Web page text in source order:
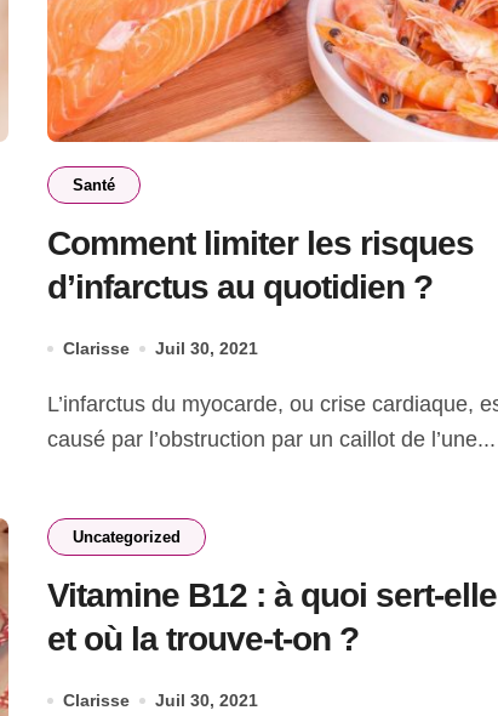
Santé
Comment limiter les risques
d’infarctus au quotidien ?
Clarisse Juil 30, 2021
L’infarctus du myocarde, ou crise cardiaque, est
causé par l’obstruction par un caillot de l’une...
Uncategorized
Vitamine B12 : à quoi sert-elle
et où la trouve-t-on ?
Clarisse Juil 30, 2021